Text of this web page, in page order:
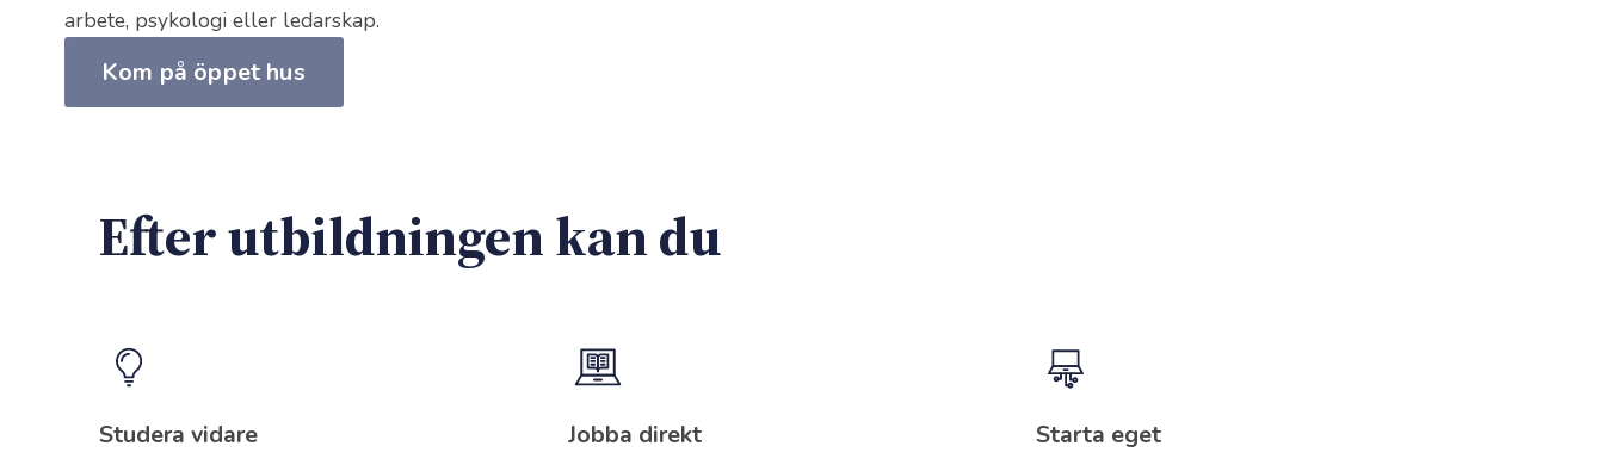
arbete, psykologi eller ledarskap.
Kom på öppet hus
Efter utbildningen kan du
Studera vidare Jobba direkt Starta eget